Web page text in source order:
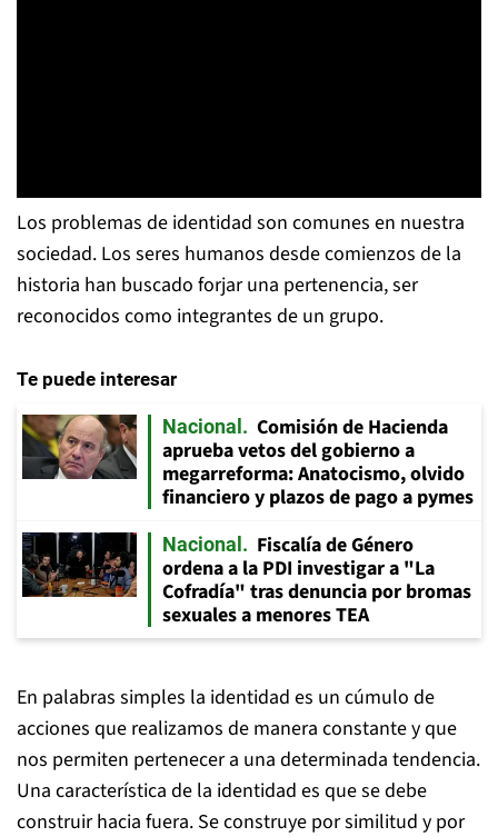
Los problemas de identidad son comunes en nuestra
sociedad. Los seres humanos desde comienzos de la
historia han buscado forjar una pertenencia, ser
reconocidos como integrantes de un grupo.
Te puede interesar
Nacional
Comisión de Hacienda
aprueba vetos del gobierno a
megarreforma: Anatocismo, olvido
financiero y plazos de pago a pymes
Nacional
Fiscalía de Género
ordena a la PDI investigar a "La
Cofradía" tras denuncia por bromas
sexuales a menores TEA
En palabras simples la identidad es un cúmulo de
acciones que realizamos de manera constante y que
nos permiten pertenecer a una determinada tendencia.
Una característica de la identidad es que se debe
construir hacia fuera. Se construye por similitud y por